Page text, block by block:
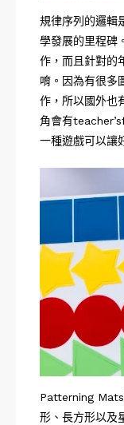
規律序列的邏輯
學發展的里程碑
作，而且針對的
唷。因為有很多
作，所以國外也
角會有
一種遊戲可以讓
Patterning Mats
形、長方形以及